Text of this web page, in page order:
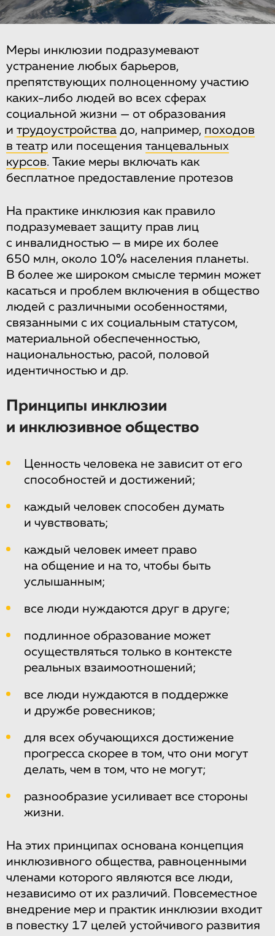
Меры инклюзии подразумевают
устранение любых барьеров,
препятствующих полноценному участию
каких-либо людей во всех сферах
социальной жизни — от образования
и трудоустройства до, например, походов
в театр или посещения танцевальных
курсов. Такие меры включать как
бесплатное предоставление протезов
На практике инклюзия как правило
подразумевает защиту прав лиц
с инвалидностью — в мире их более
650 млн, около 10% населения планеты.
В более же широком смысле термин может
касаться и проблем включения в общество
людей с различными особенностями,
связанными с их социальным статусом,
материальной обеспеченностью,
национальностью, расой, половой
идентичностью и др.
Принципы инклюзии
и инклюзивное общество
Ценность человека не зависит от его
способностей и достижений;
каждый человек способен думать
и чувствовать;
каждый человек имеет право
на общение и на то, чтобы быть
услышанным;
все люди нуждаются друг в друге;
подлинное образование может
осуществляться только в контексте
реальных взаимоотношений;
все люди нуждаются в поддержке
и дружбе ровесников;
для всех обучающихся достижение
прогресса скорее в том, что они могут
делать, чем в том, что не могут;
разнообразие усиливает все стороны
жизни.
На этих принципах основана концепция
инклюзивного общества, равноценными
членами которого являются все люди,
независимо от их различий. Повсеместное
внедрение мер и практик инклюзии входит
в повестку 17 целей устойчивого развития